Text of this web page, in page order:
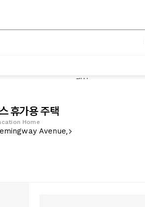
휴가용 주택
Home
Avenue,